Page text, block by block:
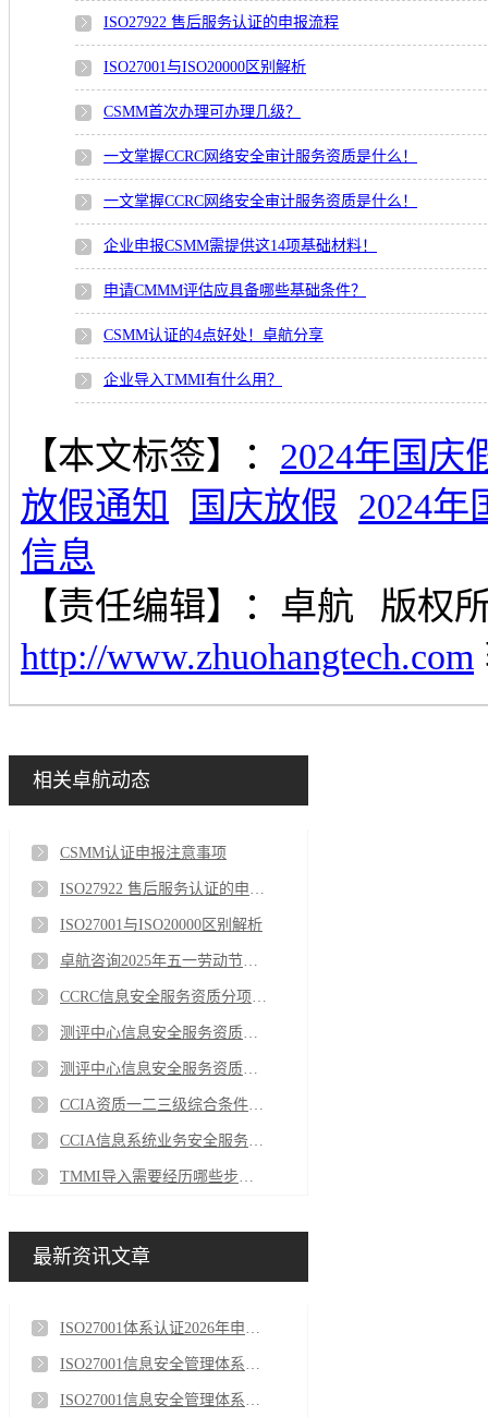
ISO27922 售后服务认证的申报流程
ISO27001与ISO20000区别解析
CSMM首次办理可办理几级？
一文掌握CCRC网络安全审计服务资质是什么！
一文掌握CCRC网络安全审计服务资质是什么！
企业申报CSMM需提供这14项基础材料！
申请CMMM评估应具备哪些基础条件？
CSMM认证的4点好处！卓航分享
企业导入TMMI有什么用？
【本文标签】： 2024年国庆
放假通知
国庆放假 2024年
信息
【责任编辑】： 卓航
版权
http://www.zhuohangtech.com
相关卓航动态
CSMM认证申报注意事项
ISO27001与ISO20000区别解析
最新资讯文章